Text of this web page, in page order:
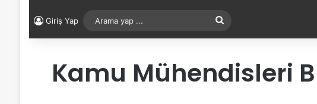
Giriş Yap
Arama
yap
...
Kamu Mühendisleri